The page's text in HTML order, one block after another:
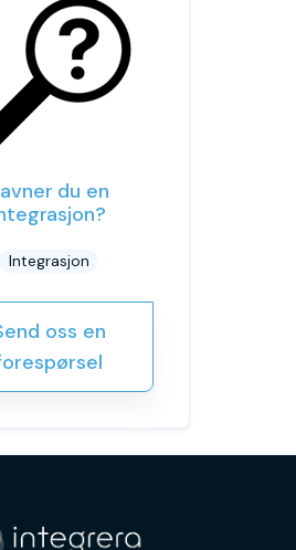
du en
Integrasjon
oss en